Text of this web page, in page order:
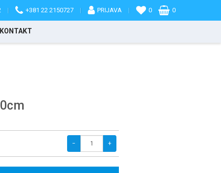
| +381 22 2150727 | PRIJAVA | 0 0
KONTAKT
− +